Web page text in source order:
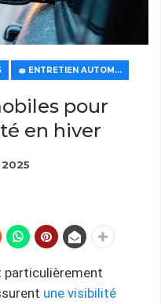
🧽 ENTRETIEN AUTOMOBILE
pour
en hiver
particulièrement
une visibilité